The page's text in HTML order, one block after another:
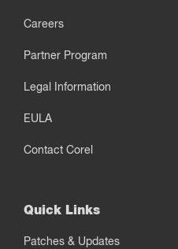
Careers
Partner Program
Legal Information
EULA
Contact Corel
Quick Links
Patches & Updates